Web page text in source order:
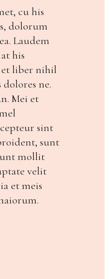
cu his
dolorum
Laudem
his
et liber nihil
ne.
Mei et
sint
sunt
mollit
velit
et meis